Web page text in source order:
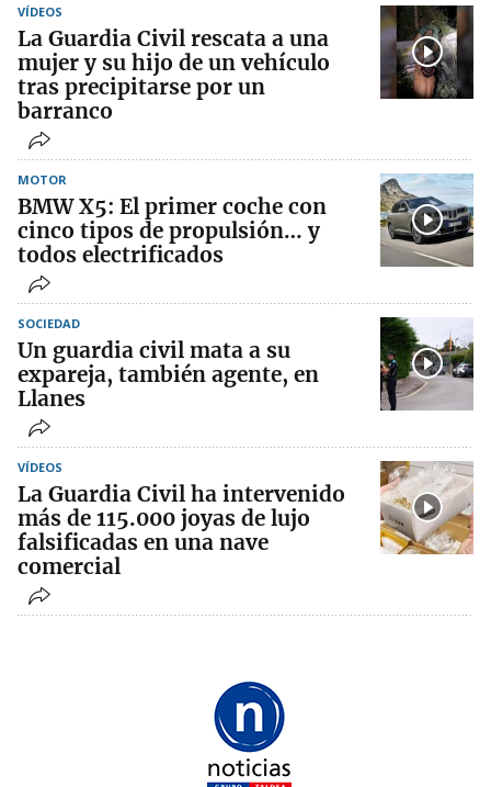
VÍDEOS
La Guardia Civil rescata a una
mujer y su hijo de un vehículo
tras precipitarse por un
barranco
MOTOR
BMW X5: El primer coche con
cinco tipos de propulsión… y
todos electrificados
SOCIEDAD
Un guardia civil mata a su
expareja, también agente, en
Llanes
VÍDEOS
La Guardia Civil ha intervenido
más de 115.000 joyas de lujo
falsificadas en una nave
comercial